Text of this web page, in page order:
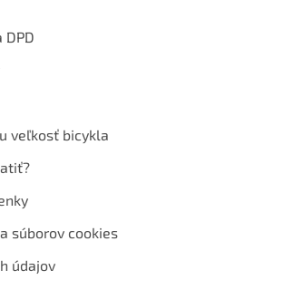
DPD
veľkosť bicykla
súborov cookies
údajov